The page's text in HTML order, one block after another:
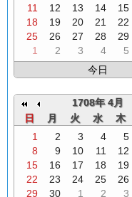
11
12 13 14 15
18
19 20 21 22
25
26 27 28 29
1
2 3 4 5
今日
1708年 4月
日
月 火 水 木
1
2 3 4 5
8
9 10 11 12
15
16 17 18 19
22
23 24 25 26
29
30 1 2 3